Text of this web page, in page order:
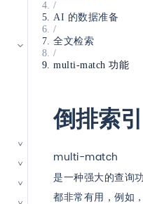
/
AI 的数据准备
/
全文检索
/
multi-match 功能
倒排索
multi-match
multi-match
是一种强大的查询
都非常有用，例如